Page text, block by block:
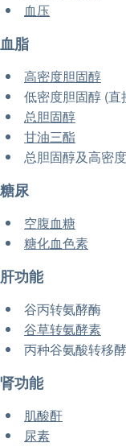
血压
血脂
高密度胆固醇
低密度胆固醇 (直
总胆固醇
甘油三酯
总胆固醇及高密
糖尿
空腹血糖
糖化血色素
肝功能
谷丙转氨酵酶
谷草转氨酵素
丙种谷氨酸转移
肾功能
肌酸酐
尿素